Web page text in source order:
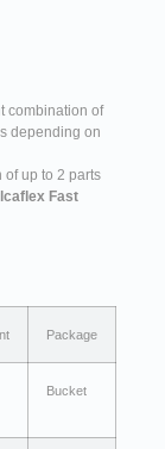
combination of
depending on
up to 2 parts
Fast
Package
Bucket